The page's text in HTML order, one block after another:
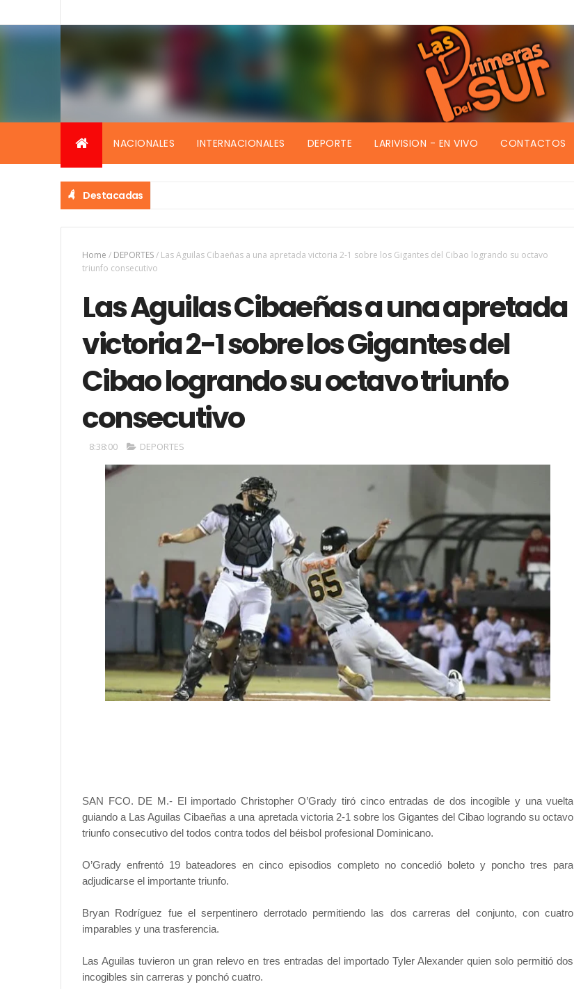
NACIONALES INTERNACIONALES DEPORTE LARIVISION - EN VIVO CONTACTOS
Destacadas
Home / DEPORTES/ Las Aguilas Cibaeñas a una apretada victoria 2-1 sobre los Gigantes del Cibao logrando su octavo
triunfo consecutivo
Las Aguilas Cibaeñas a una apretada
victoria 2-1 sobre los Gigantes del
Cibao logrando su octavo triunfo
consecutivo
8:38:00 DEPORTES
SAN FCO. DE M.- El importado Christopher O’Grady tiró cinco entradas de dos incogible y una vuelta
guiando a Las Aguilas Cibaeñas a una apretada victoria 2-1 sobre los Gigantes del Cibao logrando su octavo
triunfo consecutivo del todos contra todos del béisbol profesional Dominicano.
O’Grady enfrentó 19 bateadores en cinco episodios completo no concedió boleto y poncho tres para
adjudicarse el importante triunfo.
Bryan Rodríguez fue el serpentinero derrotado permitiendo las dos carreras del conjunto, con cuatro
imparables y una trasferencia.
Las Aguilas tuvieron un gran relevo en tres entradas del importado Tyler Alexander quien solo permitió dos
incogibles sin carreras y ponchó cuatro.